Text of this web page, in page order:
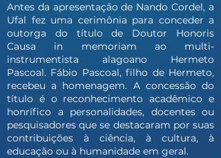
Antes da apresentação de Nando Cordel, a
Ufal fez uma cerimônia para conceder a
outorga do título de Doutor Honoris
Causa in memoriam ao multi-
instrumentista alagoano Hermeto
Pascoal. Fábio Pascoal, filho de Hermeto,
recebeu a homenagem. A concessão do
título é o reconhecimento acadêmico e
honrífico a personalidades, docentes ou
pesquisadores que se destacaram por suas
contribuições à ciência, à cultura, à
educação ou à humanidade em geral.